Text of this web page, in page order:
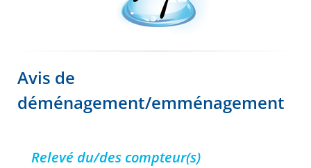
Avis de
déménagement/emménagement
Relevé du/des compteur(s)